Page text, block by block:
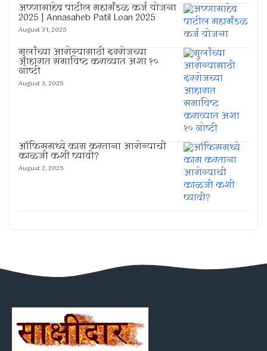
अण्णासाहेब पाटील महामंडळ कर्ज योजना
2025 | Annasaheb Patil Loan 2025
August 31, 2025
मुलांच्या आरोग्यासाठी दररोजच्या
आहारात समाविष्ट कराव्यात अशा १०
गोष्टी
August 3, 2025
ऑफिसमध्ये काम करताना आरोग्याची
काळजी कशी घ्यावी?
August 2, 2025